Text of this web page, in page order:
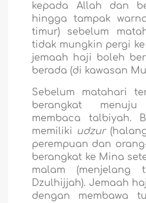
kepada Allah dan
hingga tampak
timur) sebelum
tidak mungkin pergi ke
jemaah haji boleh
berada (di kawasan
Sebelum matahari
berangkat
membaca talbiyah.
memiliki udzur
perempuan dan
berangkat ke Mina
malam (menjelang
Dzulhijjah). Jemaah
dengan membawa